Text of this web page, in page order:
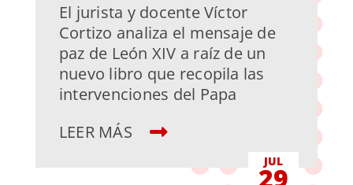
El jurista y docente Víctor
Cortizo analiza el mensaje de
paz de León XIV a raíz de un
nuevo libro que recopila las
intervenciones del Papa
LEER MÁS
JUL
29